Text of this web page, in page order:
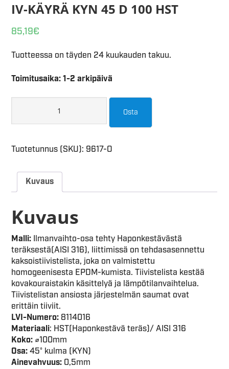
IV-KÄYRÄ KYN 45 D 100 HST
85,19€
Tuotteessa on täyden 24 kuukauden takuu.
Toimitusaika: 1-2 arkipäivä
Osta
Tuotetunnus (SKU): 9617-O
Kuvaus
Kuvaus
Malli: Ilmanvaihto-osa tehty Haponkestävästä
teräksestä(AISI 316), liittimissä on tehdasasennettu
kaksoistiivistelista, joka on valmistettu
homogeenisesta EPDM-kumista. Tiivistelista kestää
kovakouraistakin käsittelyä ja lämpötilanvaihtelua.
Tiivistelistan ansiosta järjestelmän saumat ovat
erittäin tiiviit.
LVI-Numero: 8114016
Materiaali: HST(Haponkestävä teräs)/ AISI 316
Koko: ⌀100mm
Osa:45° kulma (KYN)
Ainevahvuus: 0,5mm